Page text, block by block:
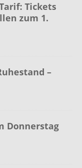
Tickets
zum 1.
–
Donnerstag